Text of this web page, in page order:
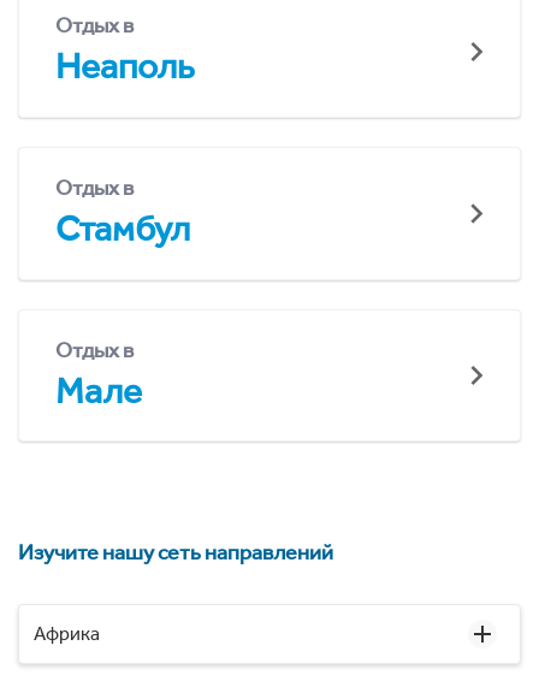
Отдых в
Неаполь
Отдых в
Стамбул
Отдых в
Мале
Изучите нашу сеть направлений
Африка